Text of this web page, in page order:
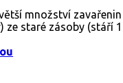
množství zavařenin
ze staré zásoby (stáří